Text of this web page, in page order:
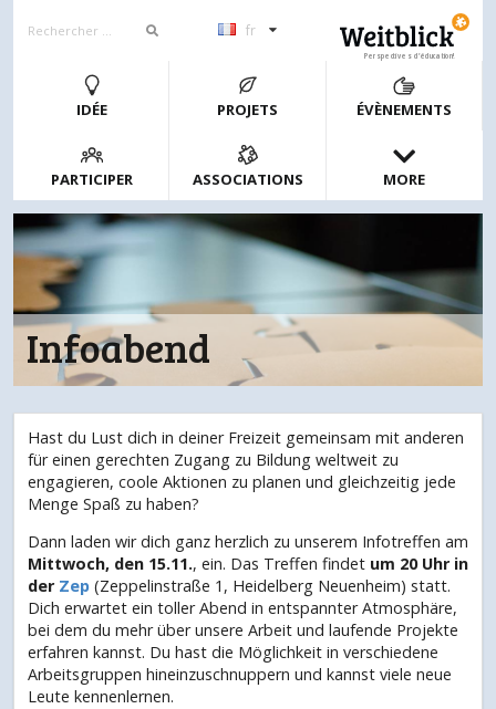
fr
Perspectives d’éducation!
IDÉE PROJETS ÉVÈNEMENTS
PARTICIPER ASSOCIATIONS MORE
Infoabend
Hast du Lust dich in deiner Freizeit gemeinsam mit anderen
für einen gerechten Zugang zu Bildung weltweit zu
engagieren, coole Aktionen zu planen und gleichzeitig jede
Menge Spaß zu haben?
Dann laden wir dich ganz herzlich zu unserem Infotreffen am
Mittwoch, den 15.11., ein. Das Treffen findet um 20 Uhr in
der Zep (Zeppelinstraße 1, Heidelberg Neuenheim) statt.
Dich erwartet ein toller Abend in entspannter Atmosphäre,
bei dem du mehr über unsere Arbeit und laufende Projekte
erfahren kannst. Du hast die Möglichkeit in verschiedene
Arbeitsgruppen hineinzuschnuppern und kannst viele neue
Leute kennenlernen.